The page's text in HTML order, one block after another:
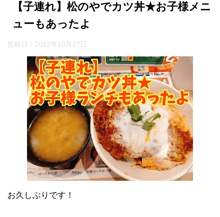
【子連れ】松のやでカツ丼★お子様メニ
ューもあったよ
投稿日： 2022年10月27日
お久しぶりです！